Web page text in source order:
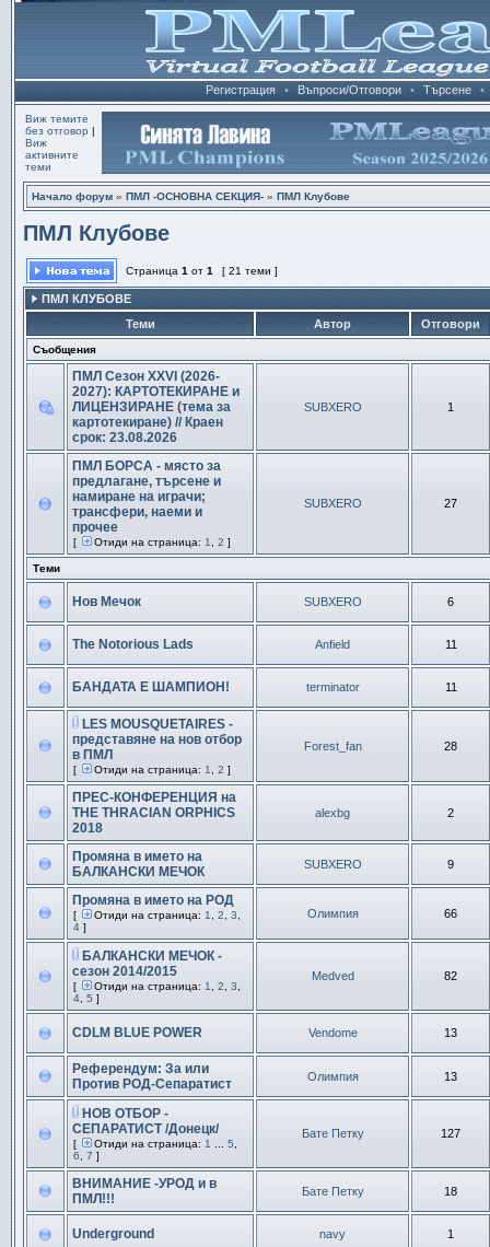
Регистрация • Въпроси/Отговори • Търсене •
Виж темите
без отговор |
Виж
активните
теми
Начало форум » ПМЛ -ОСНОВНА СЕКЦИЯ- » ПМЛ Клубове
ПМЛ Клубове
Страница 1 от 1 [ 21 теми ]
ПМЛ КЛУБОВЕ
Теми
Автор Отговори
Съобщения
ПМЛ Сезон XXVI (2026-
2027): КАРТОТЕКИРАНЕ и
ЛИЦЕНЗИРАНЕ (тема за
картотекиране) // Краен
срок: 23.08.2026
SUBXERO 1
ПМЛ БОРСА - място за
предлагане, търсене и
намиране на играчи;
трансфери, наеми и
прочее
[ Отиди на страница: 1 2 ]
SUBXERO 27
Теми
Нов Мечок SUBXERO 6
The Notorious Lads Anfield 11
БАНДАТА Е ШАМПИОН! terminator 11
LES MOUSQUETAIRES -
представяне на нов отбор
в ПМЛ
[ Отиди на страница: 1 2 ]
Forest_fan 28
ПРЕС-КОНФЕРЕНЦИЯ на
THE THRACIAN ORPHICS
2018
alexbg 2
Промяна в името на
БАЛКАНСКИ МЕЧОК
SUBXERO 9
Промяна в името на РОД
[ Отиди на страница: 1 2 3
4 ]
Олимпия 66
БАЛКАНСКИ МЕЧОК -
сезон 2014/2015
[ Отиди на страница: 1 2 3
4 5 ]
Medved 82
CDLM BLUE POWER Vendome 13
Референдум: За или
Против РОД-Сепаратист
Олимпия 13
НОВ ОТБОР -
СЕПАРАТИСТ /Донецк/
[ Отиди на страница: 1 5
6
7 ]
Бате Петку 127
ВНИМАНИЕ -УРОД и в
ПМЛ!!!
Бате Петку 18
Underground navy 1